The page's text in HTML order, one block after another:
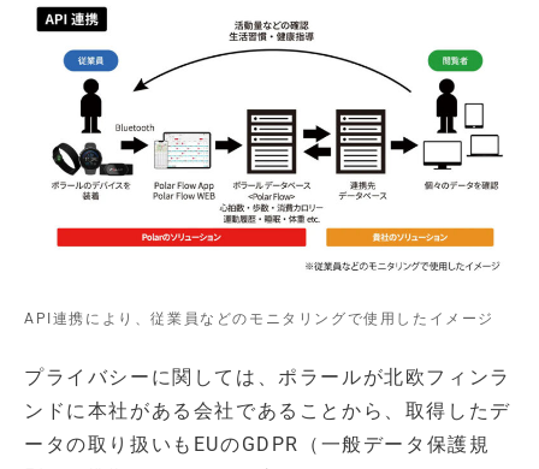
API連携により、従業員などのモニタリングで使用したイメージ
プライバシーに関しては、ポラールが北欧フィンラ
ンドに本社がある会社であることから、取得したデ
ータの取り扱いもEUのGDPR（一般データ保護規